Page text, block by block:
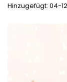
Hinzugefügt: 04-